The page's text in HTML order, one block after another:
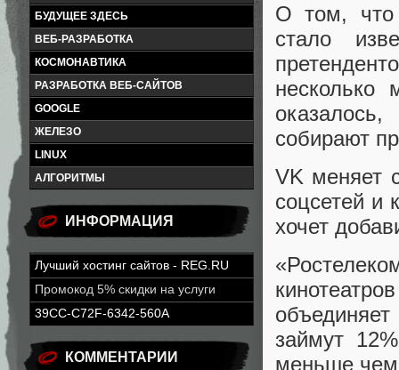
БУДУЩЕЕ ЗДЕСЬ
ВЕБ-РАЗРАБОТКА
КОСМОНАВТИКА
РАЗРАБОТКА ВЕБ-САЙТОВ
GOOGLE
ЖЕЛЕЗО
LINUX
АЛГОРИТМЫ
ИНФОРМАЦИЯ
Лучший хостинг сайтов - REG.RU
Промокод 5% скидки на услуги
39CC-C72F-6342-560A
КОММЕНТАРИИ
О том, что
стало
несколько
собирают
VK меняет
соцсетей и
хочет
займут
меньше